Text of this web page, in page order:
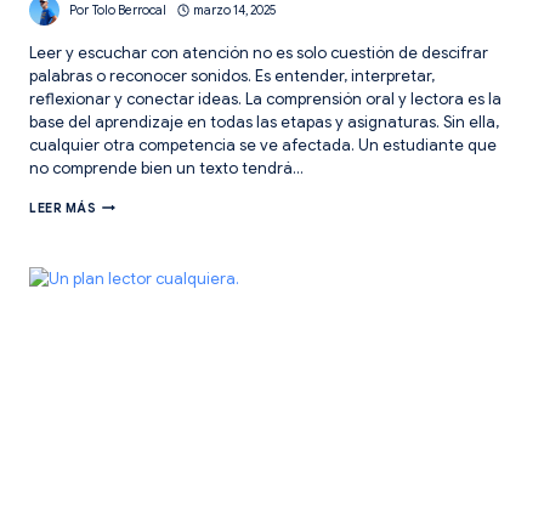
Por Tolo Berrocal marzo 14, 2025
Leer y escuchar con atención no es solo cuestión de descifrar
palabras o reconocer sonidos. Es entender, interpretar,
reflexionar y conectar ideas. La comprensión oral y lectora es la
base del aprendizaje en todas las etapas y asignaturas. Sin ella,
cualquier otra competencia se ve afectada. Un estudiante que
no comprende bien un texto tendrá…
LEER MÁS ESTRATEGIAS
Y